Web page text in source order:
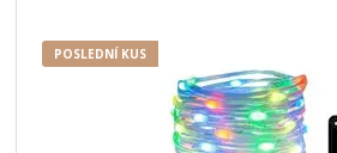
POSLEDNÍ KUS